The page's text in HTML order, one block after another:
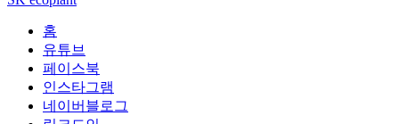
홈
유튜브
페이스북
인스타그램
네이버블로그